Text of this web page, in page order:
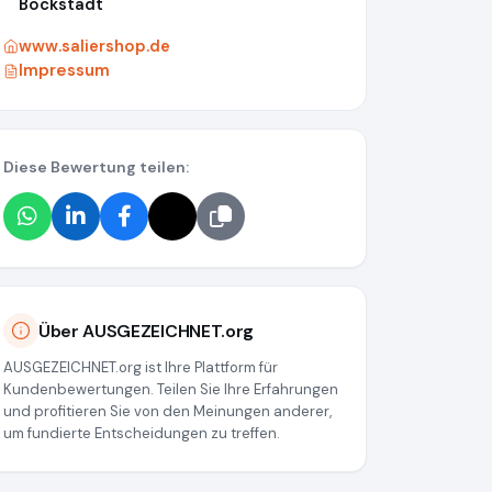
Bockstadt
www.saliershop.de
Impressum
Diese Bewertung teilen:
Über AUSGEZEICHNET.org
AUSGEZEICHNET.org ist Ihre Plattform für
Kundenbewertungen. Teilen Sie Ihre Erfahrungen
und profitieren Sie von den Meinungen anderer,
um fundierte Entscheidungen zu treffen.